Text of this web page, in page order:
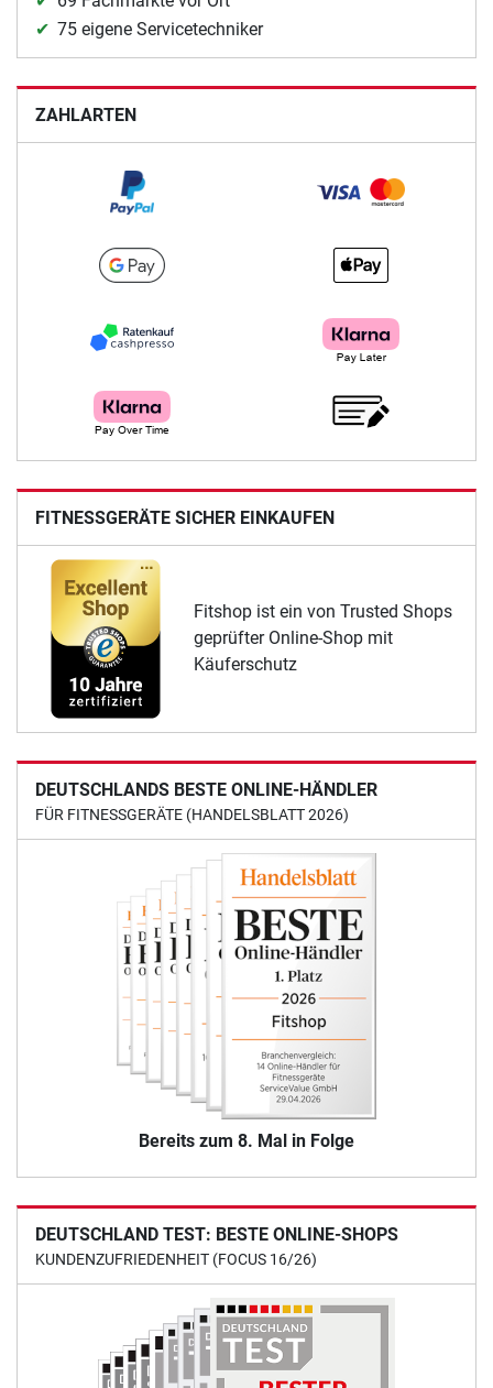
75 eigene Servicetechniker
ZAHLARTEN
FITNESSGERÄTE SICHER EINKAUFEN
Fitshop ist ein von Trusted Shops
geprüfter Online-Shop mit
Käuferschutz
DEUTSCHLANDS BESTE ONLINE-HÄNDLER
FÜR FITNESSGERÄTE (HANDELSBLATT 2026)
Bereits zum 8. Mal in Folge
DEUTSCHLAND TEST: BESTE ONLINE-SHOPS
KUNDENZUFRIEDENHEIT (FOCUS 16/26)